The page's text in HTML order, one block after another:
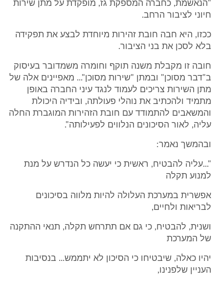
"הנאשמת, כחברה המספקת גז, מופקדת על מתן שירות
חיוני לציבור הרחב.
ככזו, היא חבה חובת זהירות מיוחדת לבצע את תפקידה
בלא לסכן את בני הציבור.
חובה זו מקבלת משנה תוקף וחומרה משמדובר בעיסוק
ב"דבר מסוכן" ובמתן "שירות מסוכן"... מאפיינים אלה של
מתן השירות צריכים לעמוד לנגד עיני החברה באופן
מתמיד ולהכתיב את נוהלי פעולתה, ובידיה היכולת
והמשאבים להתמודד עם חובת הזהירות המוגברת החלה
עליה, לאור הסיכונים הנלווים לפעילותה".
ובהמשך נאמר:
"...עליה להבטיח, ראשית כי יעשה כל הנדרש על מנת
למנוע תקלה
אפשרית במערכת העלולה להיות מלווה בסיכונים
לבריאות ולחיים,
ושנית, להבטיח, כי גם אם תתרחש תקלה, תנאי ההתקנה
של המערכת
יהיו כאלה, שיבטיחו כי הסיכון לא יתממש... בנסיבות
העניין שלפנינו,